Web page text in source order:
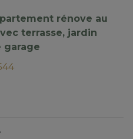
rénove au
terrasse, jardin
garage